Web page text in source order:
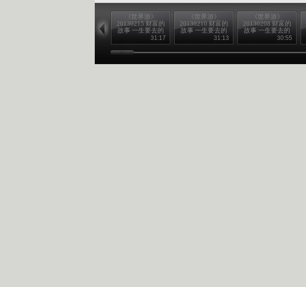
《世界游》
20130215 财富的
故事 一生要去的
31:17
《世界游》
20130210 财富的
故事 一生要去的
31:13
《世界游》
20130208 财富的
故事 一生要去的
30:55